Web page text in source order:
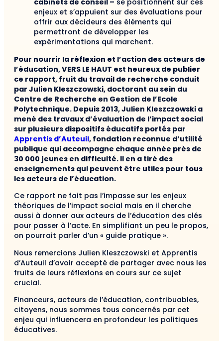
cabinets de conseil – se positionnent sur ces
enjeux et s’appuient sur des évaluations pour
offrir aux décideurs des éléments qui
permettront de développer les
expérimentations qui marchent.
Pour nourrir la réflexion et l’action des acteurs de
l’éducation, VERS LE HAUT est heureux de publier
ce rapport, fruit du travail de recherche conduit
par Julien Kleszczowski, doctorant au sein du
Centre de Recherche en Gestion de l’Ecole
Polytechnique. Depuis 2013, Julien Kleszczowski a
mené des travaux d’évaluation de l’impact social
sur plusieurs dispositifs éducatifs portés par
Apprentis d’Auteuil, fondation reconnue d’utilité
publique qui accompagne chaque année près de
30 000 jeunes en difficulté. Il en a tiré des
enseignements qui peuvent être utiles pour tous
les acteurs de l’éducation.
Ce rapport ne fait pas l’impasse sur les enjeux
théoriques de l’impact social mais en il cherche
aussi à donner aux acteurs de l’éducation des clés
pour passer à l’acte. En simplifiant un peu le propos,
on pourrait parler d’un « guide pratique ».
Nous remercions Julien Kleszczowski et Apprentis
d’Auteuil d’avoir accepté de partager avec nous les
fruits de leurs réflexions en cours sur ce sujet
crucial.
Financeurs, acteurs de l’éducation, contribuables,
citoyens, nous sommes tous concernés par cet
enjeu qui influencera en profondeur les politiques
éducatives.